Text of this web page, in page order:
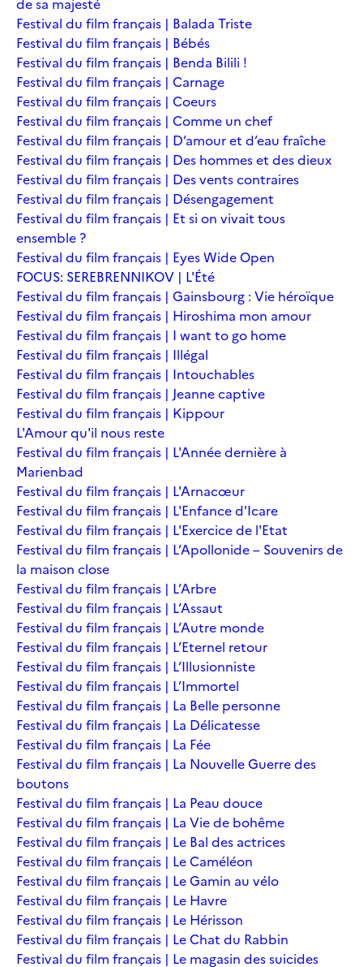
Festival du film français | Balada Triste
Festival du film français | Bébés
Festival du film français | Benda Bilili !
Festival du film français | Carnage
Festival du film français | Coeurs
Festival du film français | Comme un chef
Festival du film français | D’amour et d’eau fraîche
Festival du film français | Des hommes et des dieux
Festival du film français | Des vents contraires
Festival du film français | Désengagement
Festival du film français | Et si on vivait tous
ensemble ?
Festival du film français | Eyes Wide Open
FOCUS: SEREBRENNIKOV | L'Été
Festival du film français | Gainsbourg : Vie héroïque
Festival du film français | Hiroshima mon amour
Festival du film français | I want to go home
Festival du film français | Illégal
Festival du film français | Intouchables
Festival du film français | Jeanne captive
Festival du film français | Kippour
L'Amour qu'il nous reste
Festival du film français | L'Année dernière à
Marienbad
Festival du film français | L'Arnacœur
Festival du film français | L'Enfance d'Icare
Festival du film français | L'Exercice de l'Etat
Festival du film français | L’Apollonide – Souvenirs de
la maison close
Festival du film français | L’Arbre
Festival du film français | L’Assaut
Festival du film français | L’Autre monde
Festival du film français | L’Eternel retour
Festival du film français | L’Illusionniste
Festival du film français | L’Immortel
Festival du film français | La Belle personne
Festival du film français | La Délicatesse
Festival du film français | La Fée
Festival du film français | La Nouvelle Guerre des
boutons
Festival du film français | La Peau douce
Festival du film français | La Vie de bohême
Festival du film français | Le Bal des actrices
Festival du film français | Le Caméléon
Festival du film français | Le Gamin au vélo
Festival du film français | Le Havre
Festival du film français | Le Hérisson
Festival du film français | Le Chat du Rabbin
Festival du film français | Le magasin des suicides